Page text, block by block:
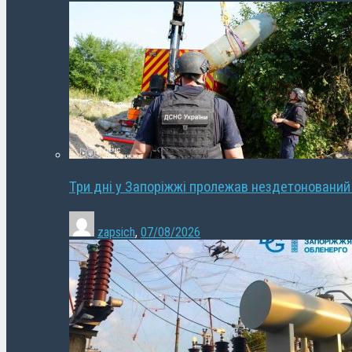
Три дні у Запоріжжі пролежав
zapsich, 07/08/2026